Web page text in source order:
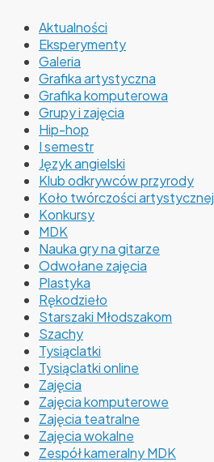
Aktualności
Eksperymenty
Galeria
Grafika artystyczna
Grafika komputerowa
Grupy i zajęcia
Hip-hop
I semestr
Język angielski
Klub odkrywców przyrody
Koło twórczości artystycznej
Konkursy
MDK
Nauka gry na gitarze
Odwołane zajęcia
Plastyka
Rękodzieło
Starszaki Młodszakom
Szachy
Tysiąclatki
Tysiąclatki online
Zajęcia
Zajęcia komputerowe
Zajęcia teatralne
Zajęcia wokalne
Zespół kameralny MDK